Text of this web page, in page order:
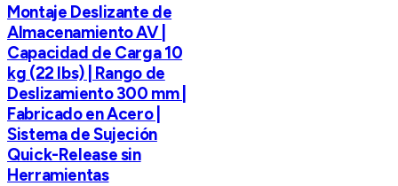
Montaje Deslizante de
Almacenamiento AV |
Capacidad de Carga 10
kg (22 lbs) | Rango de
Deslizamiento 300 mm |
Fabricado en Acero |
Sistema de Sujeción
Quick-Release sin
Herramientas